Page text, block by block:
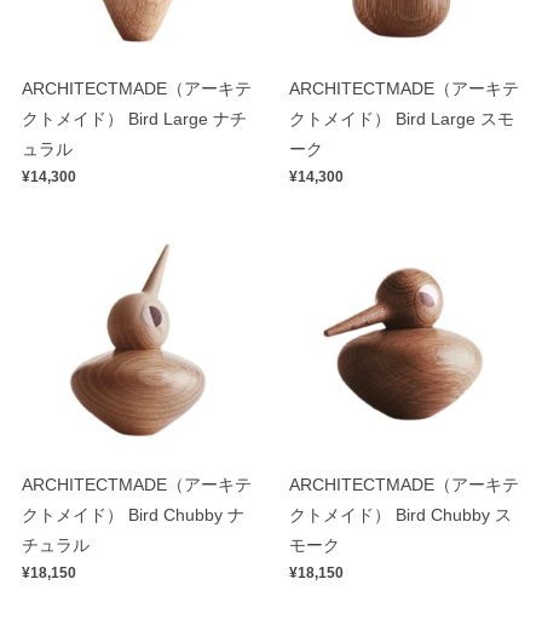
ARCHITECTMADE（アーキテ
クトメイド） Bird Large ナチ
ュラル
¥14,300
ARCHITECTMADE（アーキテ
クトメイド） Bird Large スモ
ーク
¥14,300
ARCHITECTMADE（アーキテ
クトメイド） Bird Chubby ナ
チュラル
¥18,150
ARCHITECTMADE（アーキテ
クトメイド） Bird Chubby ス
モーク
¥18,150